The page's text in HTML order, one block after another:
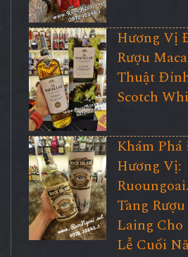
Hương Vị
Rượu
Thuật
Scotch
Khám
Hương Vị:
Tàng
Laing
Lễ Cuối